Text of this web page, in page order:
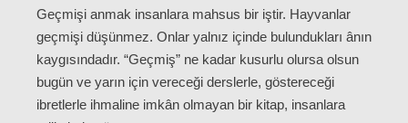
Geçmişi anmak insanlara mahsus bir iştir. Hayvanlar
geçmişi düşünmez. Onlar yalnız içinde bulundukları ânın
kaygısındadır. “Geçmiş” ne kadar kusurlu olursa olsun
bugün ve yarın için vereceği derslerle, göstereceği
ibretlerle ihmaline imkân olmayan bir kitap, insanlara